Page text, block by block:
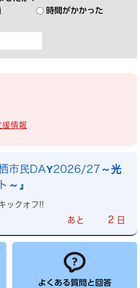
時間がかかった
援情報
市民DAY2026/27～光
～』
ックオフ!!
あと 2 日
よくある質問と回答